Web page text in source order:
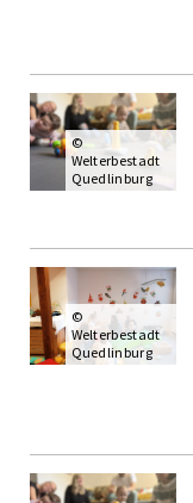
©
Welterbestadt
Quedlinburg
©
Welterbestadt
Quedlinburg